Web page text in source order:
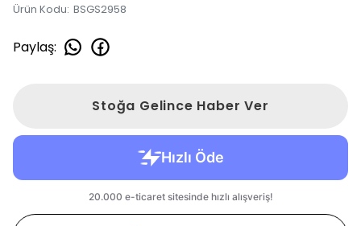
Ürün Kodu: BSGS2958
Paylaş:
Stoğa Gelince Haber Ver